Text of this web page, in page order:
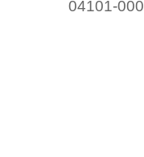
04101-000